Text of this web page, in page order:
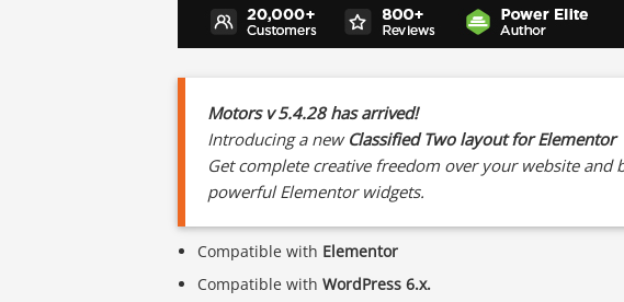
Motors v 5.4.28 has arrived!
Introducing a new Classified Two layout for Elementor
Get complete creative freedom over your website
powerful Elementor widgets.
Compatible with Elementor
Compatible withWordPress 6.x.